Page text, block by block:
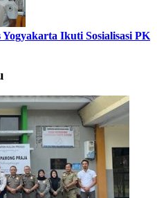
Ikuti Sosialisasi PK